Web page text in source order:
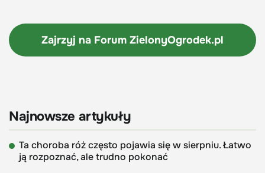
Zajrzyj na Forum ZielonyOgrodek.pl
Najnowsze artykuły
Ta choroba róż często pojawia się w sierpniu. Łatwo
ją rozpoznać, ale trudno pokonać